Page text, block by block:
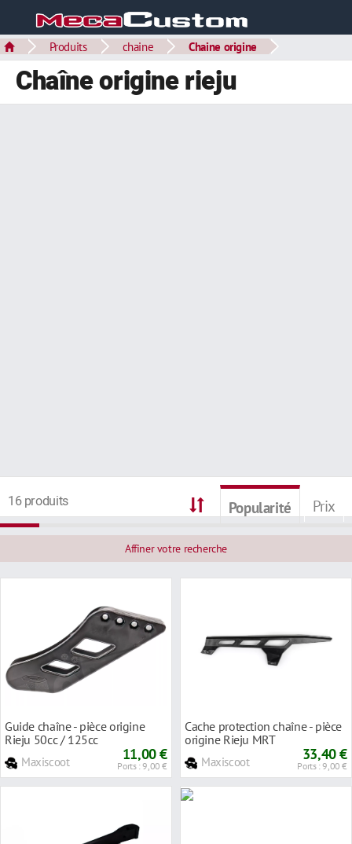
Produits chaine Chaine origine
Chaîne origine rieju
16 produits Popularité Prix
Affiner votre recherche
Guide chaîne - pièce origine
Rieju 50cc / 125cc
Maxiscoot 11,00 €
Ports : 9,00 €
Cache protection chaîne - pièce
origine Rieju MRT
Maxiscoot 33,40 €
Ports : 9,00 €